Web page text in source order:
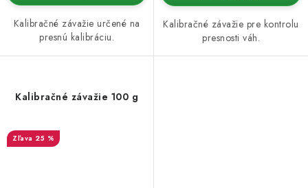
Kalibračné závažie určené na
presnú kalibráciu.
Kalibračné závažie pre kontrolu
presnosti váh.
Kalibračné závažie 100 g
25 %